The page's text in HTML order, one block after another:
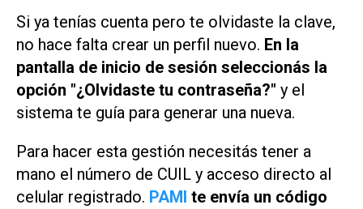
Si ya tenías cuenta pero te olvidaste la clave,
no hace falta crear un perfil nuevo. En la
pantalla de inicio de sesión seleccionás la
opción "¿Olvidaste tu contraseña?" y el
sistema te guía para generar una nueva.
Para hacer esta gestión necesitás tener a
mano el número de CUIL y acceso directo al
celular registrado. PAMI te envía un código